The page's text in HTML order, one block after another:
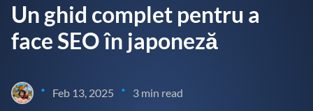
Un ghid complet pentru a
face SEO în japoneză
• Feb 13, 2025 • 3 min read